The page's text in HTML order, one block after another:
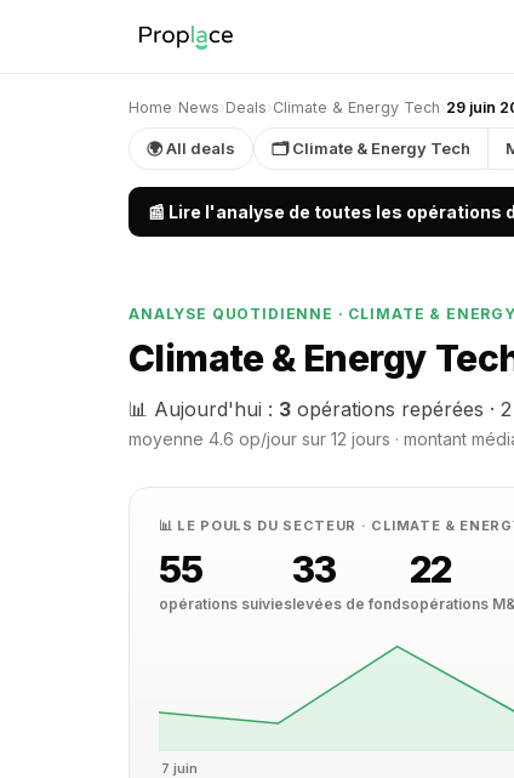
Home› News› Deals› Climate & Energy Tech› 29 juin
🌍 All deals 🗂 Climate & Energy Tech
📰 Lire l'analyse de toutes les opérations
ANALYSE QUOTIDIENNE · CLIMATE &
Climate & Energy
📊 Aujourd'hui : 3 opérations repérées · 2
moyenne 4.6 op/jour sur 12 jours · montant
📊 LE POULS DU SECTEUR · CLIMATE &
55
opérations suivies
33
levées de fonds
22
opérations
7 juin